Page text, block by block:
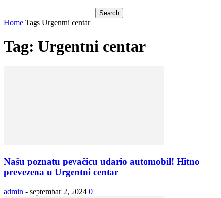
Home Tags Urgentni centar
Tag: Urgentni centar
Našu poznatu pevačicu udario automobil! Hitno
prevezena u Urgentni centar
admin - septembar 2, 2024 0